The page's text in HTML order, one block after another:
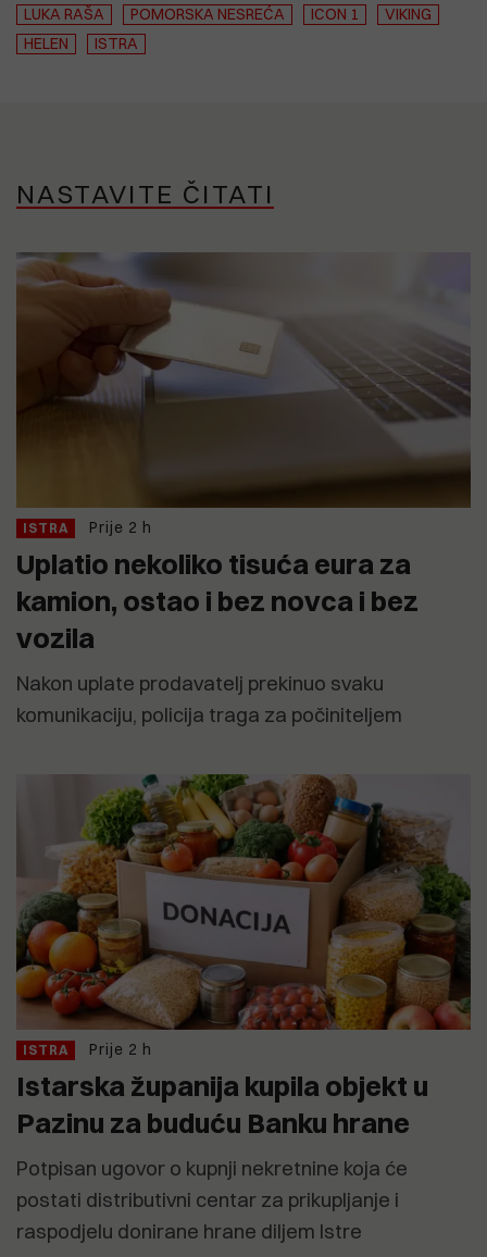
LUKA RAŠA POMORSKA NESREĆA ICON 1
VIKING
HELEN
ISTRA
NASTAVITE ČITATI
ISTRA Prije 2 h
Uplatio nekoliko tisuća eura za
kamion, ostao i bez novca i bez
vozila
Nakon uplate prodavatelj prekinuo svaku
komunikaciju, policija traga za počiniteljem
ISTRA Prije 2 h
Istarska županija kupila objekt u
Pazinu za buduću Banku hrane
Potpisan ugovor o kupnji nekretnine koja će
postati distributivni centar za prikupljanje i
raspodjelu donirane hrane diljem Istre